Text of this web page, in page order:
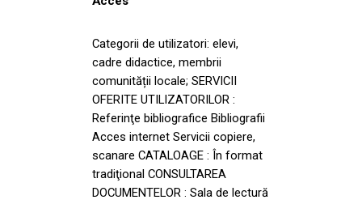
Categorii de utilizatori: elevi,
cadre didactice, membrii
comunității locale; SERVICII
OFERITE UTILIZATORILOR :
Referinţe bibliografice Bibliografii
Acces internet Servicii copiere,
scanare CATALOAGE : În format
tradiţional CONSULTAREA
DOCUMENTELOR : Sala de lectură